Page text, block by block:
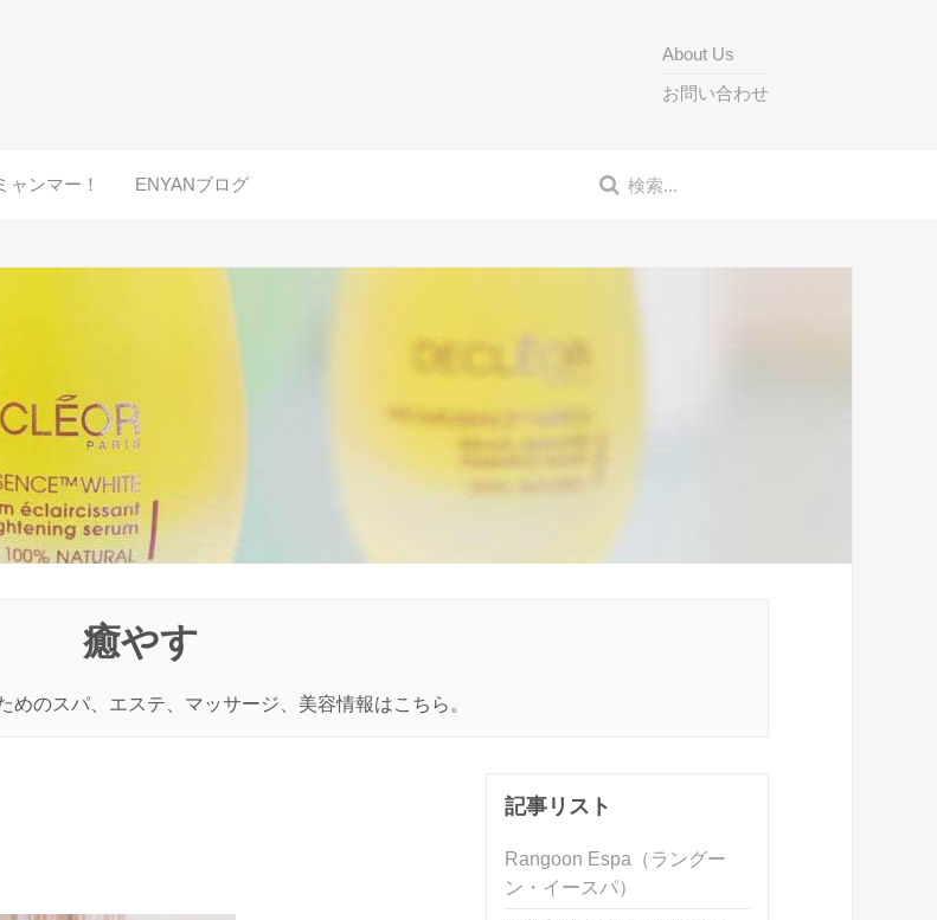
About Us
お問い合わせ
ャンマー！ ENYANブログ
癒やす
めのスパ、エステ、マッサージ、美容情報はこちら。
記事リスト
Rangoon Espa（ラングー
ン・イースパ）